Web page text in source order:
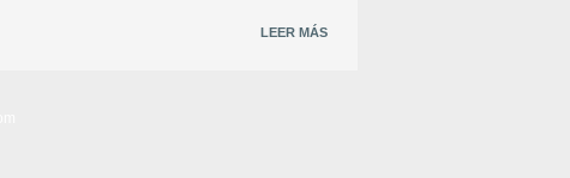
LEER MÁS